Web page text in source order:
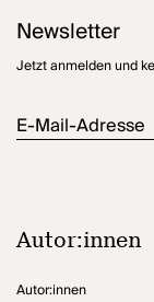
Newsletter
Jetzt anmelden und
E-Mail-Adresse
Autor:innen
Autor:innen